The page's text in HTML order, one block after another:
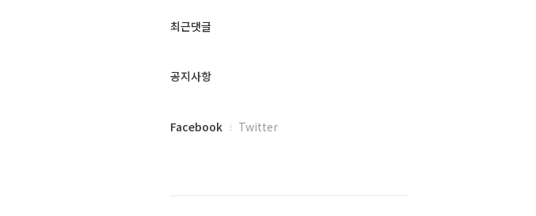
과
글
최근댓글
공지사항
페
Facebook Twitter